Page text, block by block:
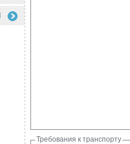
Требования к транспорту